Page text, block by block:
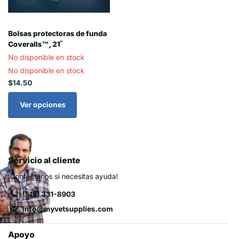
Bolsas protectoras de funda
Coveralls™, 21˝
No disponible en stock
No disponible en stock
$14.50
Ver opciones
Servicio al cliente
¡Contáctanos si necesitas ayuda!
(515) 331-8903
info@myvetsupplies.com
Apoyo